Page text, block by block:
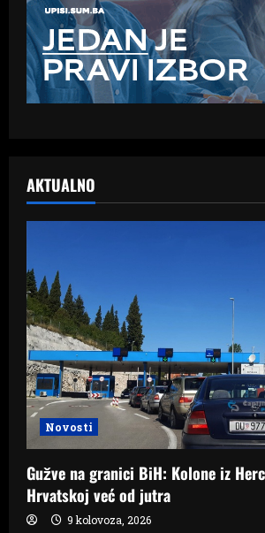
AKTUALNO
Novosti
Gužve na granici BiH: Kolone iz
Hrvatskoj već od jutra
9 kolovoza, 2026